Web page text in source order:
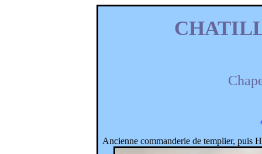
Ancienne commanderie de templier, puis